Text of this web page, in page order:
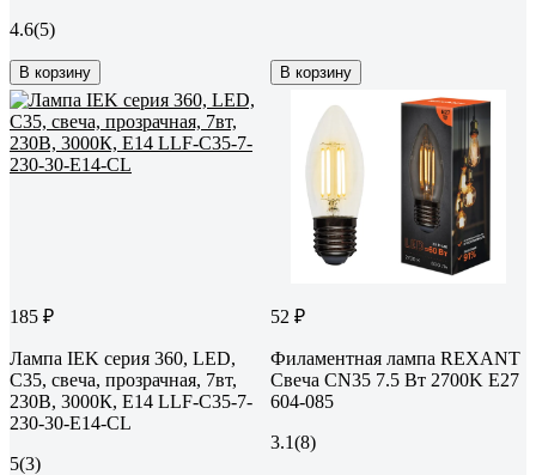
4.6(5)
В корзину В корзину
185 ₽
Лампа IEK серия 360, LED,
C35, свеча, прозрачная, 7вт,
230В, 3000К, E14 LLF-C35-7-
230-30-E14-CL
5(3)
52 ₽
Филаментная лампа REXANT
Свеча CN35 7.5 Вт 2700K E27
604-085
3.1(8)